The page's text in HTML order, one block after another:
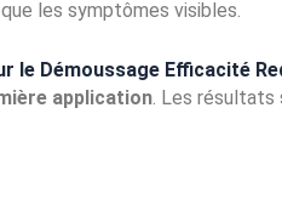
les symptômes visibles.
le Démoussage Efficacité
application . Les